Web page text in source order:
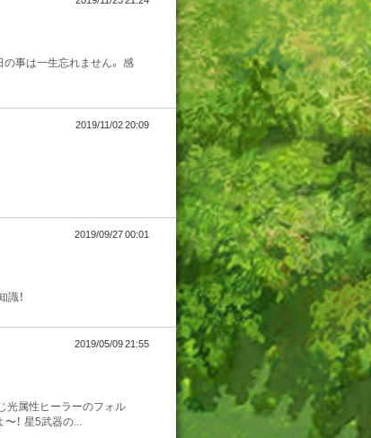
の事は一生忘れません。 感
2019/11/02 20:09
2019/09/27 00:01
！
2019/05/09 21:55
光属性ヒーラーのフォル
！ 星5武器の...